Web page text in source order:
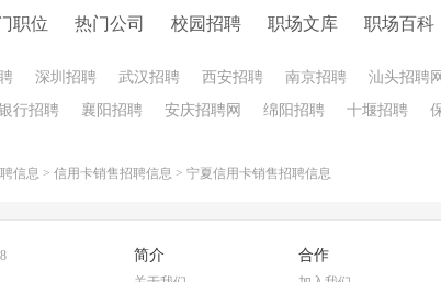
职位 热门公司 校园招聘 职场文库 职场百科
深圳招聘 武汉招聘 西安招聘 南京招聘 汕头招聘网
行招聘 襄阳招聘 安庆招聘网 绵阳招聘 十堰招聘
信息 > 信用卡销售招聘信息 > 宁夏信用卡销售招聘信息
简介 合作